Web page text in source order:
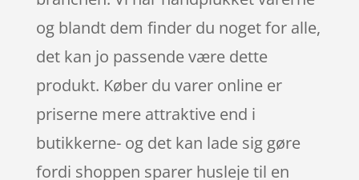
og blandt dem finder du noget for alle,
det kan jo passende være dette
produkt. Køber du varer online er
priserne mere attraktive end i
butikkerne- og det kan lade sig gøre
fordi shoppen sparer husleje til en